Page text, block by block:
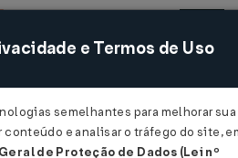
Acessar
e Termos de Uso
semelhantes para melhorar sua
e analisar o tráfego do site,
de Proteção de Dados (Lei nº